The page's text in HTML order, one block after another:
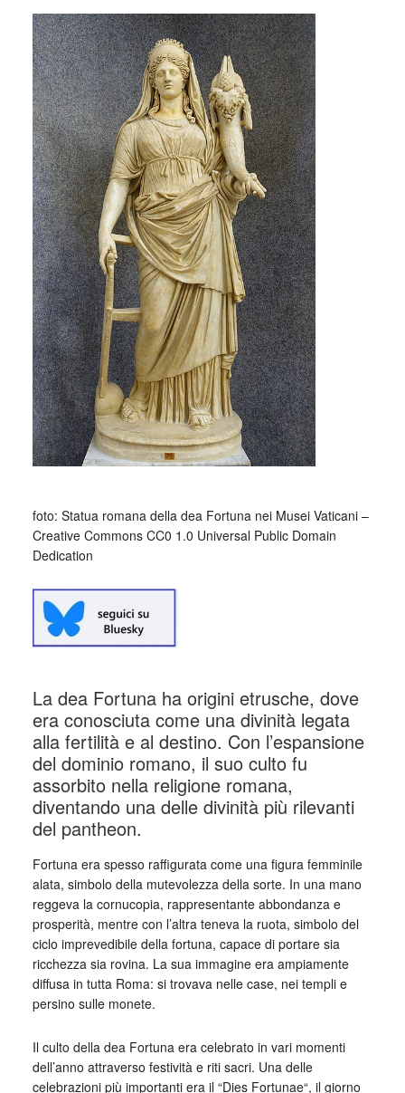
foto: Statua romana della dea Fortuna nei Musei Vaticani –
Creative Commons CC0 1.0 Universal Public Domain
Dedication
La dea Fortuna ha origini etrusche, dove
era conosciuta come una divinità legata
alla fertilità e al destino. Con l’espansione
del dominio romano, il suo culto fu
assorbito nella religione romana,
diventando una delle divinità più rilevanti
del pantheon.
Fortuna era spesso raffigurata come una figura femminile
alata, simbolo della mutevolezza della sorte. In una mano
reggeva la cornucopia, rappresentante abbondanza e
prosperità, mentre con l’altra teneva la ruota, simbolo del
ciclo imprevedibile della fortuna, capace di portare sia
ricchezza sia rovina. La sua immagine era ampiamente
diffusa in tutta Roma: si trovava nelle case, nei templi e
persino sulle monete.
Il culto della dea Fortuna era celebrato in vari momenti
dell’anno attraverso festività e riti sacri. Una delle
celebrazioni più importanti era il “Dies Fortunae“, il giorno